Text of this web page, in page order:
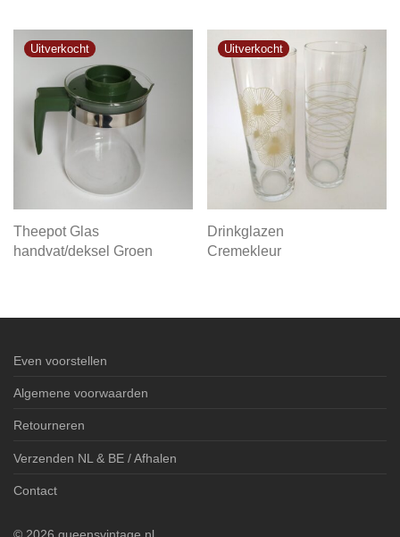
Theepot Glas
handvat/deksel Groen
Drinkglazen
Cremekleur
Even voorstellen
Algemene voorwaarden
Retourneren
Verzenden NL & BE / Afhalen
Contact